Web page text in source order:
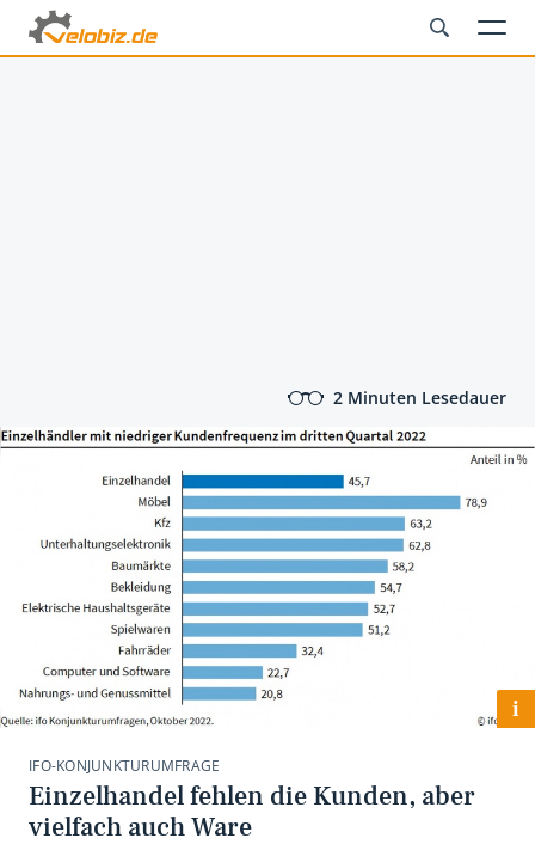
2 Minuten Lesedauer
i
IFO-KONJUNKTURUMFRAGE
Einzelhandel fehlen die Kunden, aber
vielfach auch Ware